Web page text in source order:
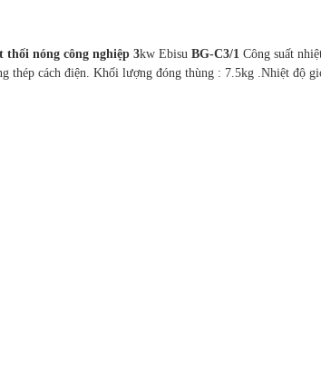
thối nóng công nghiệp 3kw Ebisu BG-C3/1 Công suất
thép cách điện. Khối lượng đóng thùng : 7.5kg .Nhiệt độ